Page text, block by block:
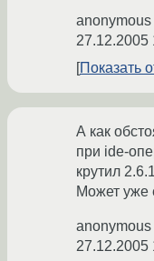
anonymous
27.12.2005
Показать
А как
при ide-
крутил
Может уже
anonymous
27.12.2005